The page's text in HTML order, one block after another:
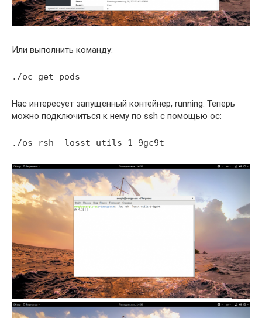
Или выполнить команду:
./oc get pods
Нас интересует запущенный контейнер, running. Теперь
можно подключиться к нему по ssh с помощью oc:
./os rsh losst-utils-1-9gc9t